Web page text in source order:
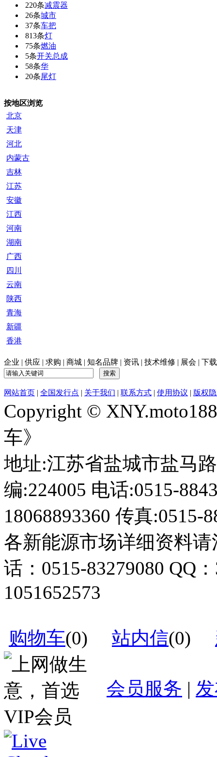
220条减震器
26条城市
37条车把
813条灯
75条燃油
5条开关总成
58条华
20条尾灯
按地区浏览
北京
天津
河北
内蒙古
吉林
江苏
安徽
江西
河南
湖南
广西
四川
云南
陕西
青海
新疆
香港
企业 | 供应 | 求购 | 商城 | 知名品牌 | 资讯 | 技术维修 | 展会 | 下载
网站首页 | 全国发行点 | 关于我们 | 联系方式 | 使用协议 | 版权
Copyright ©
车》
地址:江苏省盐城市盐马
编:224005 电话:0515-
18068893360 传真:0515-
各新能源市场详细资料
话：0515-83279080 QQ
1051652573
购物车(0) 站内信(0)
会员服务 |